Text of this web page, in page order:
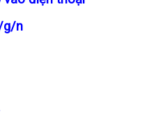
g/n